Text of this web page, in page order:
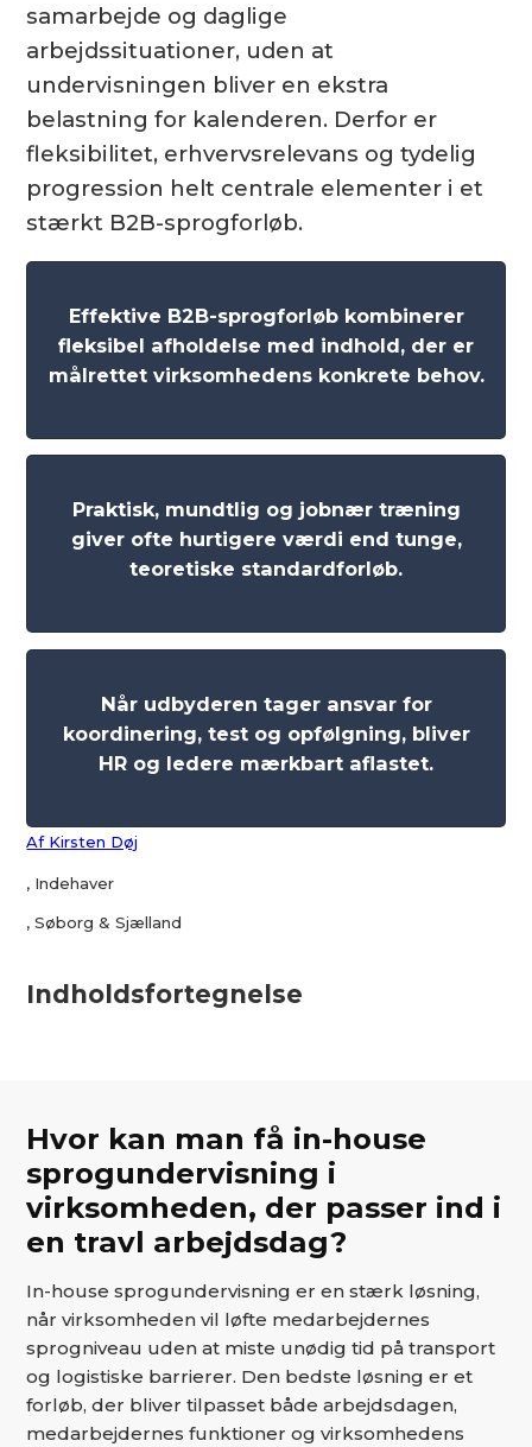
samarbejde og daglige
arbejdssituationer, uden at
undervisningen bliver en ekstra
belastning for kalenderen. Derfor er
fleksibilitet, erhvervsrelevans og tydelig
progression helt centrale elementer i et
stærkt B2B-sprogforløb.
Effektive B2B-sprogforløb kombinerer
fleksibel afholdelse med indhold, der er
målrettet virksomhedens konkrete behov.
Praktisk, mundtlig og jobnær træning
giver ofte hurtigere værdi end tunge,
teoretiske standardforløb.
Når udbyderen tager ansvar for
koordinering, test og opfølgning, bliver
HR og ledere mærkbart aflastet.
Af Kirsten Døj
, Indehaver
, Søborg & Sjælland
Indholdsfortegnelse
Hvor kan man få in-house
sprogundervisning i
virksomheden, der passer ind i
en travl arbejdsdag?
In-house sprogundervisning er en stærk løsning,
når virksomheden vil løfte medarbejdernes
sprogniveau uden at miste unødig tid på transport
og logistiske barrierer. Den bedste løsning er et
forløb, der bliver tilpasset både arbejdsdagen,
medarbejdernes funktioner og virksomhedens